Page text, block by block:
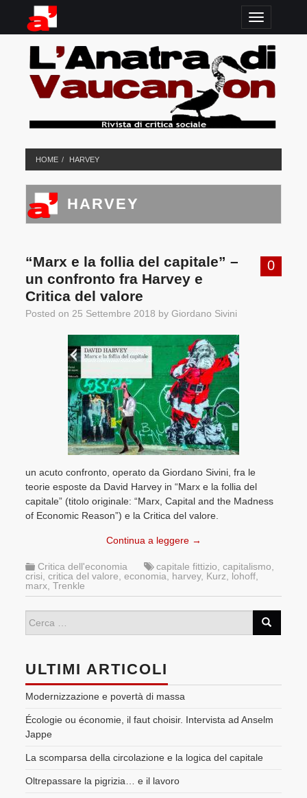
TOGGLE
HOME HARVEY
HARVEY
0
“Marx e la follia del capitale” –
un confronto fra Harvey e
Critica del valore
Posted on 25 Settembre 2018 by Giordano Sivini
un acuto confronto, operato da Giordano Sivini, fra le
teorie esposte da David Harvey in “Marx e la follia del
capitale” (titolo originale: “Marx, Capital and the Madness
of Economic Reason”) e la Critica del valore.
Continua a leggere →
Critica dell'economia capitale fittizio ,capitalismo
crisi ,critica del valore ,economia harvey, Kurz lohoff
marx ,Trenkle
ULTIMI ARTICOLI
Modernizzazione e povertà di massa
Écologie ou économie, il faut choisir. Intervista ad Anselm
Jappe
La scomparsa della circolazione e la logica del capitale
Oltrepassare la pigrizia… e il lavoro